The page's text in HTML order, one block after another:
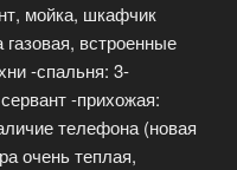
мойка, шкафчик
встроенные
-спальня: 3-
-прихожая:
телефона (новая
очень теплая,